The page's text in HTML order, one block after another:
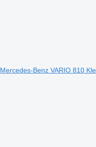
Mercedes-Benz VARIO 810